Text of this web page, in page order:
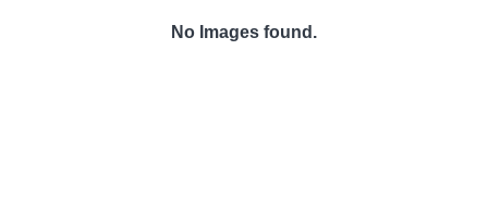
No Images found.